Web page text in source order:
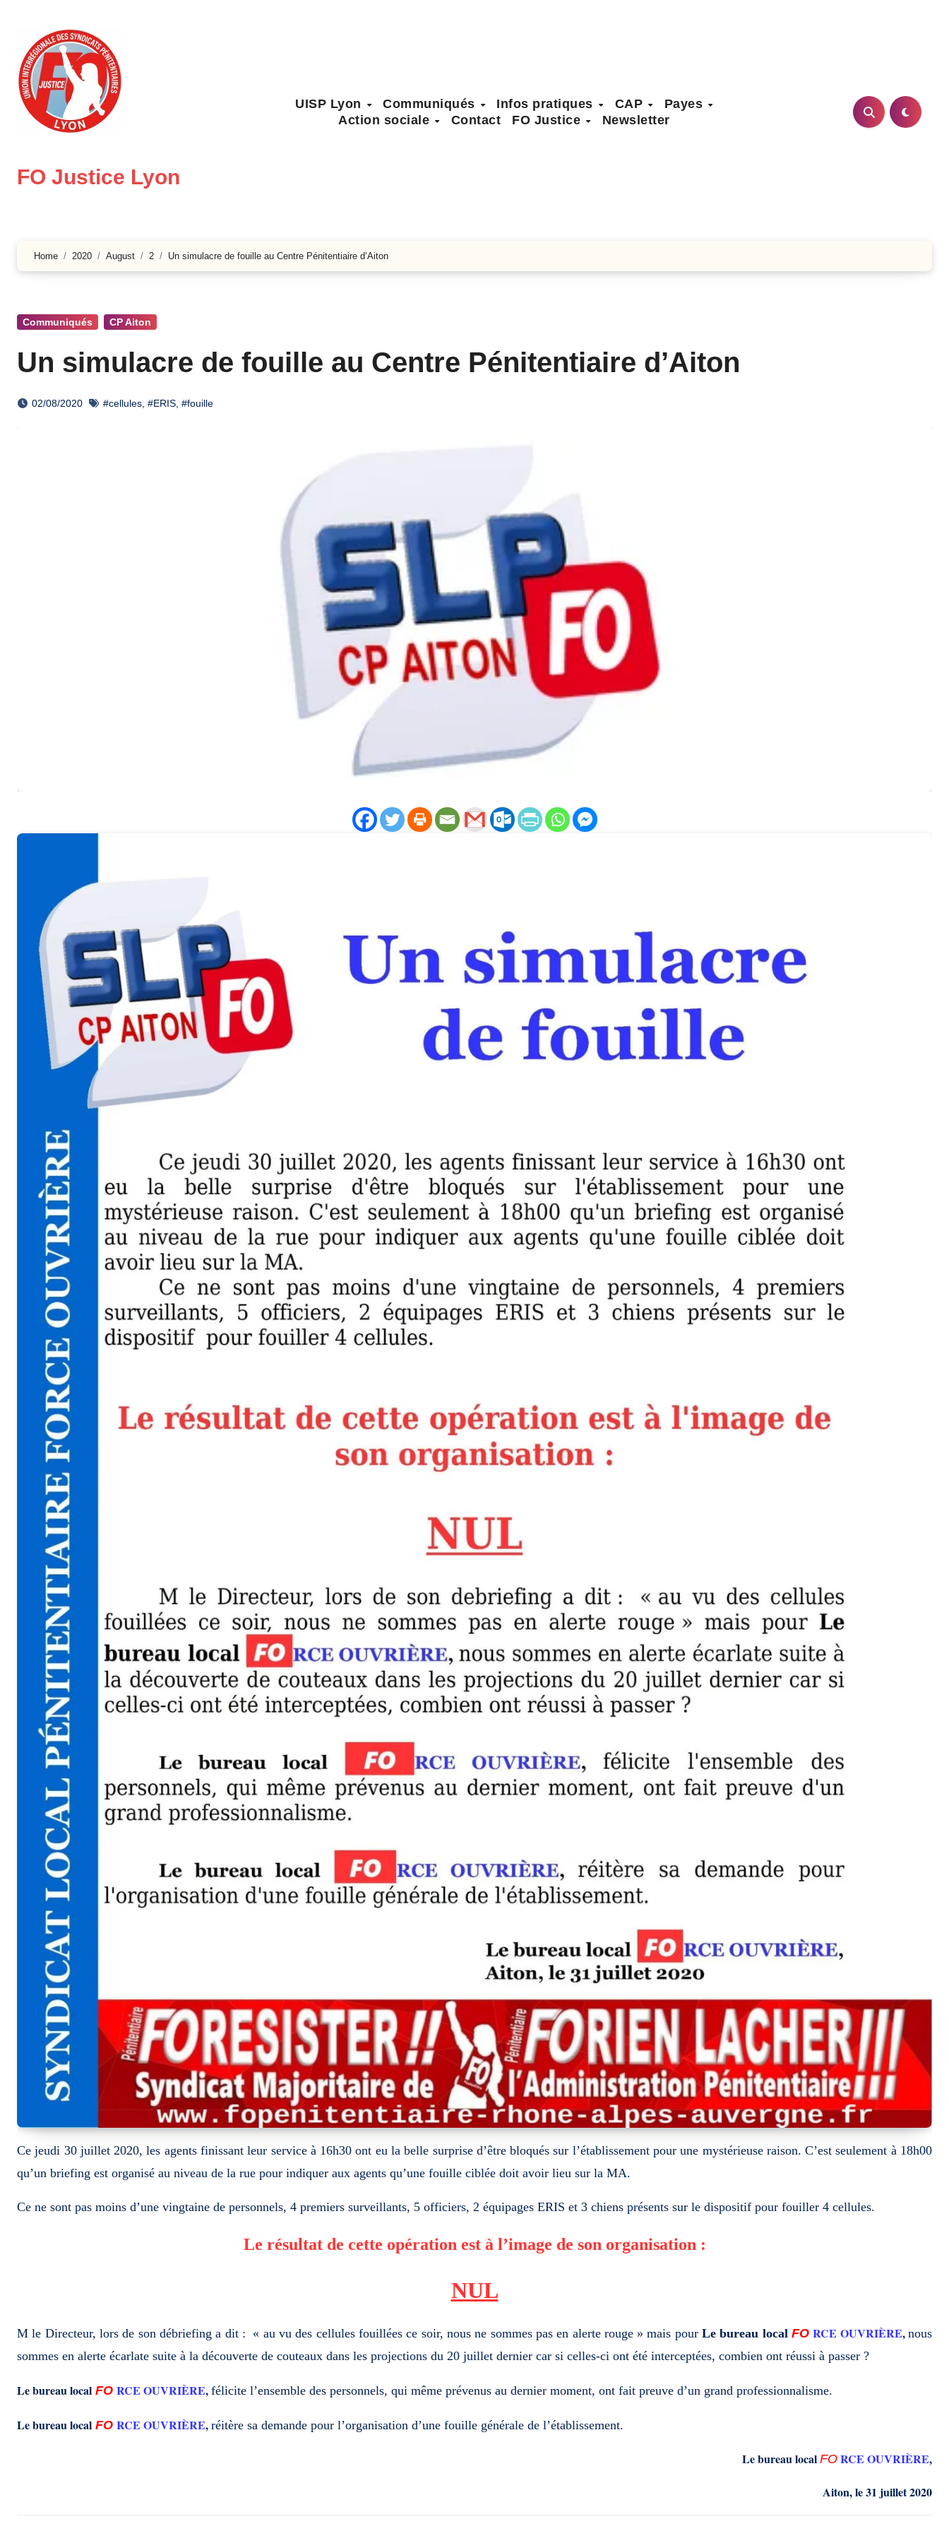
content
FO Justice Lyon
UISP Lyon Communiqués Infos pratiques CAP
Payes
Action sociale
Contact FO Justice Newsletter
Home 2020 August 2 Un simulacre de fouille au Centre Pénitentiaire d’Aiton
Communiqués CP Aiton
Un simulacre de fouille au Centre Pénitentiaire d’Aiton
02/08/2020 #cellules #ERIS #fouille
Ce jeudi 30 juillet 2020, les agents finissant leur service à 16h30 ont eu la belle surprise d’être bloqués sur l’établissement pour une mystérieuse raison. C’est seulement à 18h00
qu’un briefing est organisé au niveau de la rue pour indiquer aux agents qu’une fouille ciblée doit avoir lieu sur la MA.
Ce ne sont pas moins d’une vingtaine de personnels, 4 premiers surveillants, 5 officiers, 2 équipages ERIS et 3 chiens présents sur le dispositif pour fouiller 4 cellules.
Le résultat de cette opération est à l’image de son organisation :
NUL
M le Directeur, lors de son débriefing a dit : « au vu des cellules fouillées ce soir, nous ne sommes pas en alerte rouge » mais pourLe bureau local FO RCE OUVRIÈRE,nous
sommes en alerte écarlate suite à la découverte de couteaux dans les projections du 20 juillet dernier car si celles-ci ont été interceptées, combien ont réussi à passer ?
Le bureau local FO RCE OUVRIÈRE, félicite l’ensemble des personnels, qui même prévenus au dernier moment, ont fait preuve d’un grand professionnalisme.
Le bureau local FO RCE OUVRIÈRE, réitère sa demande pour l’organisation d’une fouille générale de l’établissement.
Le bureau local FO RCE OUVRIÈRE,
Aiton, le 31 juillet 2020